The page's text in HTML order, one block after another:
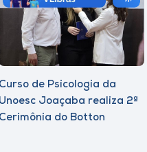
Curso de Psicologia da
Unoesc Joaçaba realiza 2ª
Cerimônia do Botton